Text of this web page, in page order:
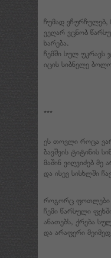
ჩუმად ვჩურჩულებ,
ვეღარ ვცნობ
ხარება.
ჩემში სულ უკრავს
იცის სიბნელე
***
ეს თოვლი როცა
ბავშვის ტიტინის
მაშინ ვიღვიძებ მე
და ისევ სისხლში
როგორც ფოთლები
ჩემი წარსული
ანათებს, ქრება
და არაფერი